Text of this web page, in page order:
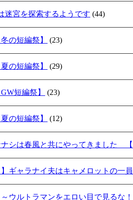
迷宮を探索するようです (44)
の短編祭】 (23)
の短編祭】 (29)
短編祭】 (23)
の短編祭】 (12)
シは春風と共にやってきました
】ギャラナイ夫はキャメロットの一
～ウルトラマンをエロい目で見るな